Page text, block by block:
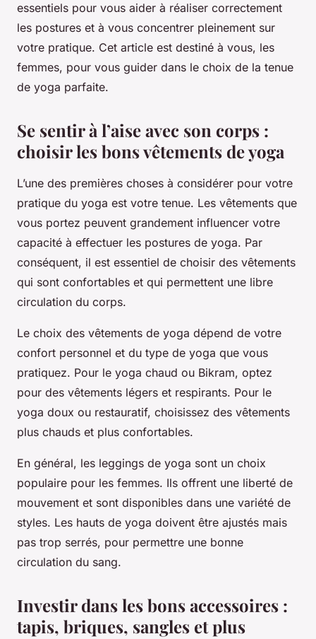
essentiels pour vous aider à réaliser correctement
les postures et à vous concentrer pleinement sur
votre pratique. Cet article est destiné à vous, les
femmes, pour vous guider dans le choix de la tenue
de yoga parfaite.
Se sentir à l’aise avec son corps :
choisir les bons vêtements de yoga
L’une des premières choses à considérer pour votre
pratique du yoga est votre tenue. Les vêtements que
vous portez peuvent grandement influencer votre
capacité à effectuer les postures de yoga. Par
conséquent, il est essentiel de choisir des vêtements
qui sont confortables et qui permettent une libre
circulation du corps.
Le choix des vêtements de yoga dépend de votre
confort personnel et du type de yoga que vous
pratiquez. Pour le yoga chaud ou Bikram, optez
pour des vêtements légers et respirants. Pour le
yoga doux ou restauratif, choisissez des vêtements
plus chauds et plus confortables.
En général, les leggings de yoga sont un choix
populaire pour les femmes. Ils offrent une liberté de
mouvement et sont disponibles dans une variété de
styles. Les hauts de yoga doivent être ajustés mais
pas trop serrés, pour permettre une bonne
circulation du sang.
Investir dans les bons accessoires :
tapis, briques, sangles et plus